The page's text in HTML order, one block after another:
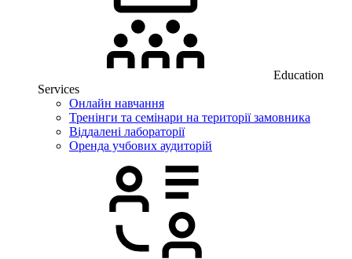
Education
Services
Онлайн навчання
Тренінги та семінари на території замовника
Віддалені лабораторії
Оренда учбових аудиторій